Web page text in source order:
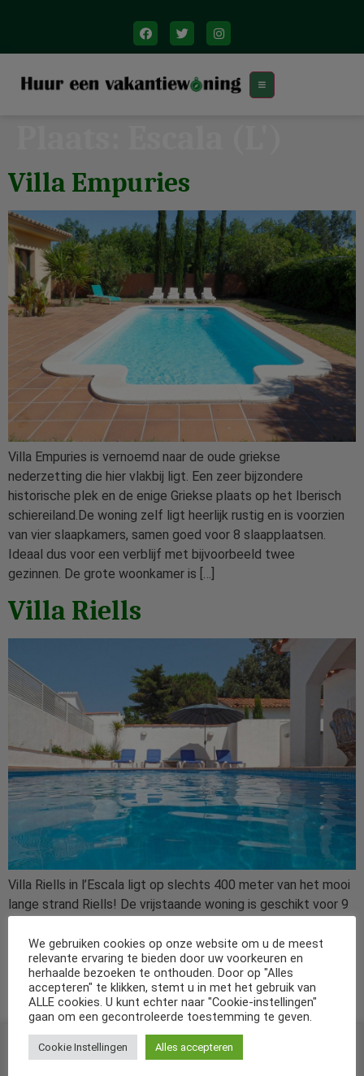
Villa Empuries
Villa Empuries is vernoemd naar de oude griekse
nederzetting die hier vlakbij ligt. Een zeer bijzondere
historische plek en de enige Griekse plaats op het Iberisch
schiereiland.De woning zelf ligt heerlijk rustig en is voorzien
van vier slaapkamers, samen goed voor 8 slaapplaatsen.
Ideaal dus voor een verblijf met bijvoorbeeld twee
gezinnen. De grote woonkamer is […]
Villa Riells
Villa Riells in l’Escala ligt op slechts 400 meter van het mooi
lange strand Riells! De vrijstaande woning is geschikt voor 9
vakantiehuis heeft vier slaapkamers, twee badkamers, een
garage, woon- eetkamer, keuken en diverse terrassen.Met
de boulevard, restaurants en winkels in de directe nabijheid,
kunt […]
We gebruiken cookies op onze website om u de meest
relevante ervaring te bieden door uw voorkeuren en
herhaalde bezoeken te onthouden. Door op "Alles
accepteren" te klikken, stemt u in met het gebruik van
ALLE cookies. U kunt echter naar "Cookie-instellingen"
gaan om een gecontroleerde toestemming te geven.
Cookie Instellingen Alles accepteren